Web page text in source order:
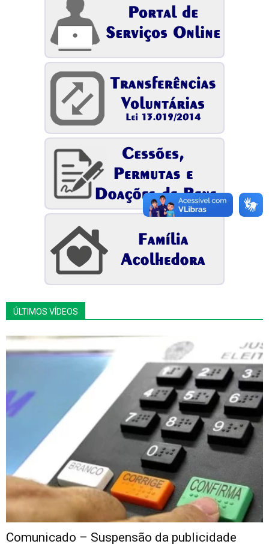
ÚLTIMOS VÍDEOS
Comunicado – Suspensão da publicidade